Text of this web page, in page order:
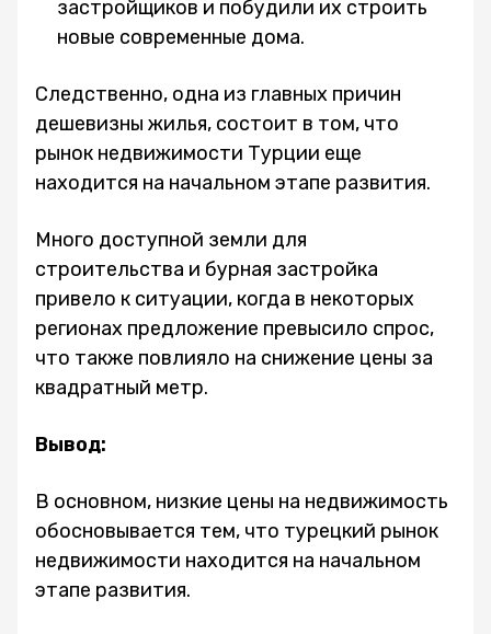
застройщиков и побудили их строить
новые современные дома.
Следственно, одна из главных причин
дешевизны жилья, состоит в том, что
рынок недвижимости Турции еще
находится на начальном этапе развития.
Много доступной земли для
строительства и бурная застройка
привело к ситуации, когда в некоторых
регионах предложение превысило спрос,
что также повлияло на снижение цены за
квадратный метр.
Вывод:
В основном, низкие цены на недвижимость
обосновывается тем, что турецкий рынок
недвижимости находится на начальном
этапе развития.